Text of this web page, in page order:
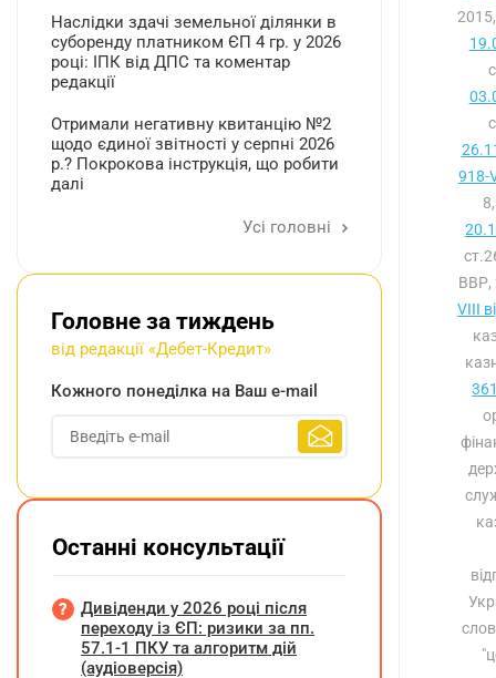
918-
ВВР,
VIII
Наслідки здачі земельної ділянки в
суборенду платником ЄП 4 гр. у 2026
році: ІПК від ДПС та коментар
редакції
Отримали негативну квитанцію №2
щодо єдиної звітності у серпні 2026
р.? Покрокова інструкція, що робити
далі
Усі головні
Головне за тиждень
від редакції «Дебет-Кредит»
Кожного понеділка на Ваш e-mail
Останні консультації
Дивіденди у 2026 році після
переходу із ЄП: ризики за пп.
57.1-1 ПКУ та алгоритм дій
(аудіоверсія)